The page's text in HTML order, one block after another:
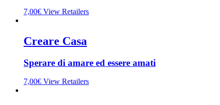
7,00€ View Retailers
Creare Casa
Sperare di amare ed essere amati
7,00€ View Retailers